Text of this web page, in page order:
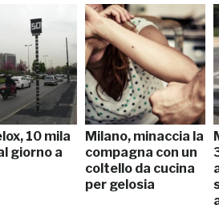
10 mila
giorno a
Milano, minaccia la
compagna con un
coltello da cucina
per gelosia